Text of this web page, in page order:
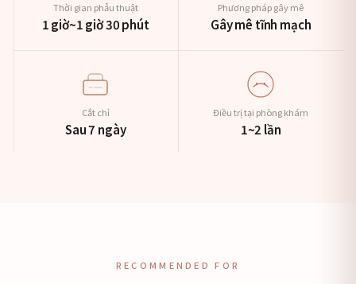
Thời gian phẫu thuật
1 giờ~1 giờ 30 phút
Phương pháp gây mê
Gây mê tĩnh mạch
Cắt chỉ
Sau 7 ngày
Điều trị tại phòng khám
1~2 lần
RECOMMENDED FOR